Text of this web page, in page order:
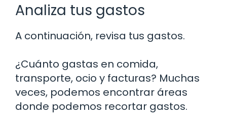
Analiza tus gastos
A continuación, revisa tus gastos.
¿Cuánto gastas en comida,
transporte, ocio y facturas? Muchas
veces, podemos encontrar áreas
donde podemos recortar gastos.